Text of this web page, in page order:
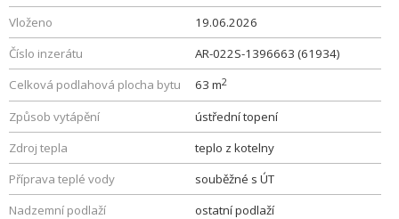
Vloženo
19.06.2026
Číslo inzerátu
AR-022S-1396663 (61934)
Celková podlahová plocha bytu
63 m2
Způsob vytápění
ústřední topení
Zdroj tepla
teplo z kotelny
Příprava teplé vody
souběžné s ÚT
Nadzemní podlaží
ostatní podlaží